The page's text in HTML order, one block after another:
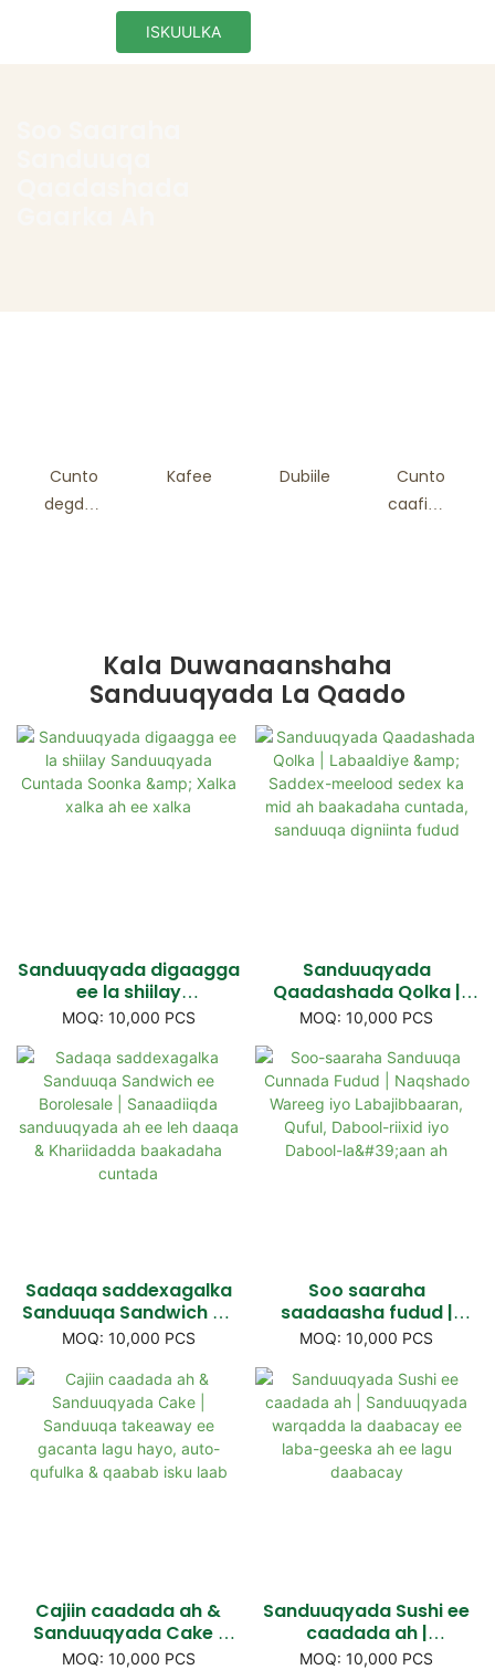
ISKUULKA
Cunto
degdeg
Kafee Dubiile
Cunto
caafima
Kala Duwanaanshaha
Sanduuqyada La Qaado
Sanduuqyada digaagga
ee la shiilay
Sanduuqyada Cuntada
Soonka & Xalka xalka ah
ee xalka
MOQ: 10,000 PCS
Sanduuqyada
Qaadashada Qolka |
Labaaldiye & Saddex-
meelood sedex ka mid
ah baakadaha cuntada,
sanduuqa digniinta
fudud
MOQ: 10,000 PCS
Sadaqa saddexagalka
Sanduuqa Sandwich ee
Borolesale |
sanduuqyada ah ee leh
daaqa & Khariidadda
baakadaha cuntada
MOQ: 10,000 PCS
Soo saaraha
saadaasha fudud |
Wareega & salka hoose
qufulka, riix-daboolka &
Naqshado Bilaash ah
MOQ: 10,000 PCS
Cajiin caadada ah &
Sanduuqyada Cake |
Sanduuqa takeaway ee
MOQ: 10,000 PCS
Sanduuqyada Sushi ee
caadada ah |
Sanduuqyada
MOQ: 10,000 PCS